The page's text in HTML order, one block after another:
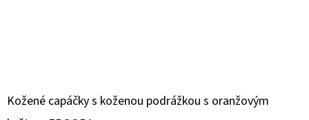
Kožené capáčky s koženou podrážkou s oranžovým